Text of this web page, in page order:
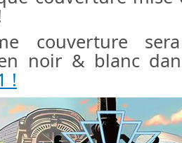
couverture
noir & blanc
!